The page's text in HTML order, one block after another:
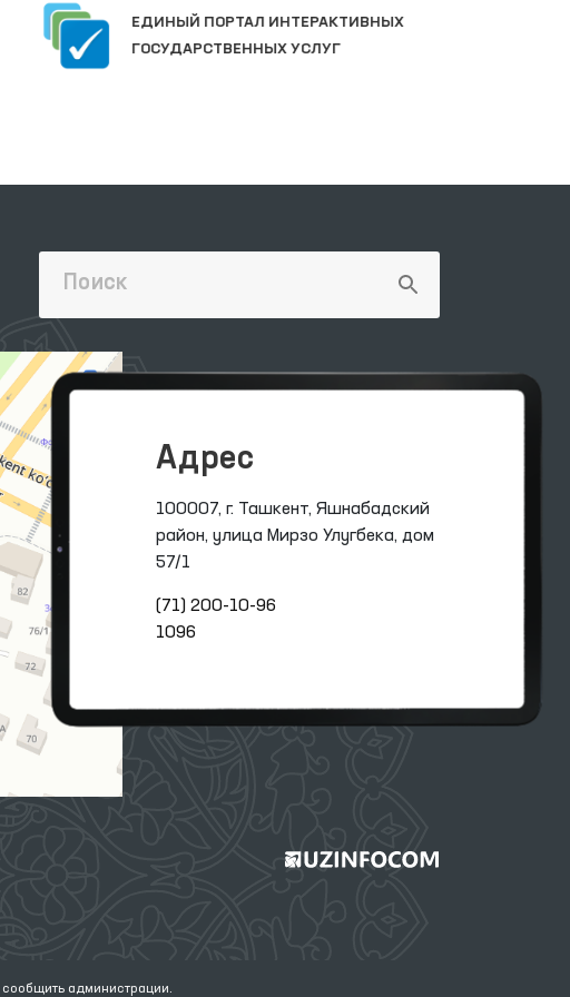
ЕДИНЫЙ ПОРТАЛ ИНТЕРАКТИВНЫХ
ГОСУДАРСТВЕННЫХ УСЛУГ
Адрес
100007, г. Ташкент, Яшнабадский
район, улица Мирзо Улугбека, дом
57/1
(71) 200-10-96
1096
администрации.